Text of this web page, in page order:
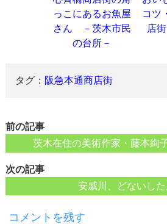
っこにあるお魚屋
さん －茨木市民
の台所－
コツ
店
タグ： 阪急本通商店街
前の記事
茨木在住の美術作家・藤本
次の記事
安威川、どないした
コメントを残す